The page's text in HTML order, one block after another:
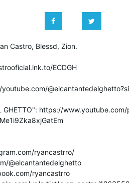
Castro, Blessd, Zion.
ECDGH
GHETTO": https://
ryancastrro/
@elcantantedelghetto
ryancastrro